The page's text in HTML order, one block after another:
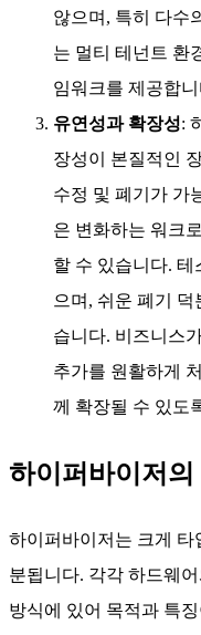
않으며, 특히 다수
는 멀티 테넌트 환
임워크를 제공합니
유연성과 확장성:
장성이 본질적인
수정 및 폐기가 가
은 변화하는 워크
할 수 있습니다. 테
으며, 쉬운 폐기
습니다. 비즈니스
추가를 원활하게
께 확장될 수 있도
하이퍼바이저의
하이퍼바이저는 크게 타
분됩니다. 각각 하드웨
방식에 있어 목적과 특